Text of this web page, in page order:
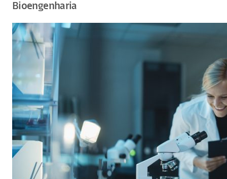
Bioengenharia